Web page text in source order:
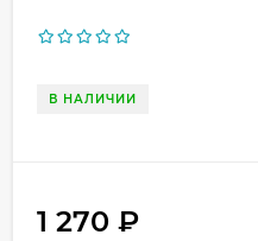
В НАЛИЧИИ
1 270 ₽